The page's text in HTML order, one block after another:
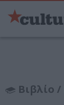
Βιβλίο /